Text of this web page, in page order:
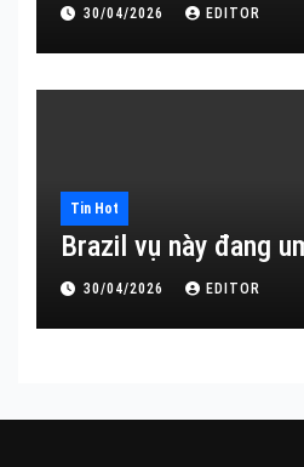
30/04/2026 EDITOR
Tin Hot
Brazil vụ này đang
30/04/2026 EDITOR